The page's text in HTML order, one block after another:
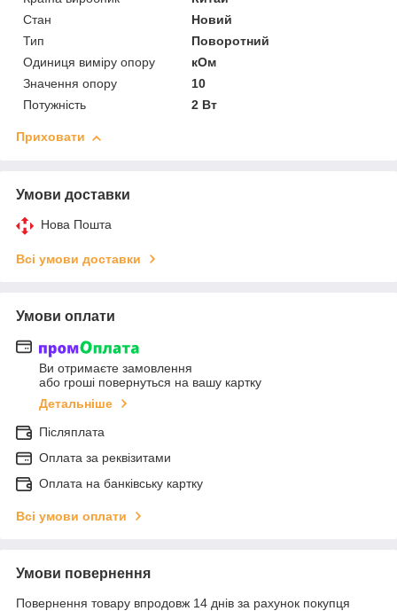
Стан
Новий
Тип
Поворотний
Одиниця виміру опору
кОм
Значення опору
10
Потужність
2 Вт
Приховати
Умови доставки
Нова Пошта
Всі умови доставки
Умови оплати
Ви отримаєте замовлення
або гроші повернуться на вашу картку
Детальніше
Післяплата
Оплата за реквізитами
Оплата на банківську картку
Всі умови оплати
Умови повернення
Повернення товару впродовж 14 днів за рахунок покупця